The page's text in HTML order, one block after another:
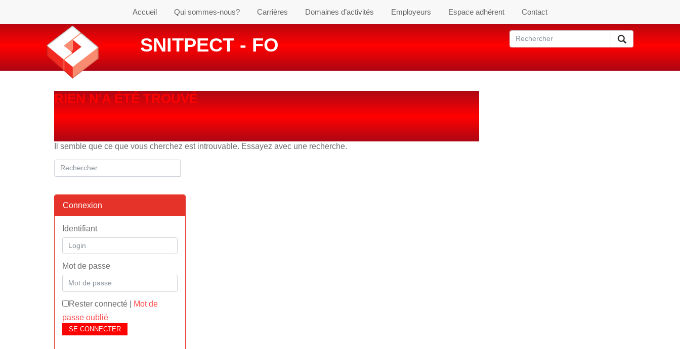
Accueil Qui sommes-nous? Carrières Domaines d’activités Employeurs Espace adhérent Contact
SNITPECT - FO
RIEN N'A ÉTÉ TROUVÉ
Il semble que ce que vous cherchez est introuvable. Essayez avec une recherche.
Connexion
Identifiant
Mot de passe
Rester connecté
Mot de
passe oublié
SE CONNECTER